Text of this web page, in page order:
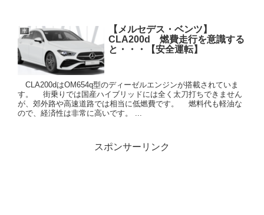
車
【メルセデス・ベンツ】
CLA200d 燃費走行を意識する
と・・・【安全運転】
CLA200dはOM654q型のディーゼルエンジンが搭載されていま
す。 街乗りでは国産ハイブリッドには全く太刀打ちできません
が、郊外路や高速道路では相当に低燃費です。 燃料代も軽油な
ので、経済性は非常に高いです。 ...
スポンサーリンク